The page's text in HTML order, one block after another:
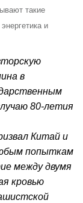
такие
и
в
80-летия
Китай и
попыткам
между двумя
кровью